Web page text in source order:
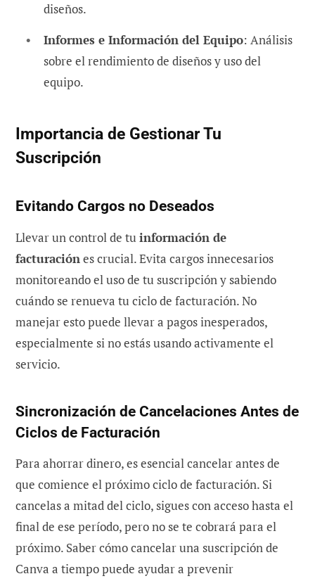
diseños.
Informes e Información del Equipo: Análisis
sobre el rendimiento de diseños y uso del
equipo.
Importancia de Gestionar Tu
Suscripción
Evitando Cargos no Deseados
Llevar un control de tu información de
facturación es crucial. Evita cargos innecesarios
monitoreando el uso de tu suscripción y sabiendo
cuándo se renueva tu ciclo de facturación. No
manejar esto puede llevar a pagos inesperados,
especialmente si no estás usando activamente el
servicio.
Sincronización de Cancelaciones Antes de
Ciclos de Facturación
Para ahorrar dinero, es esencial cancelar antes de
que comience el próximo ciclo de facturación. Si
cancelas a mitad del ciclo, sigues con acceso hasta el
final de ese período, pero no se te cobrará para el
próximo. Saber cómo cancelar una suscripción de
Canva a tiempo puede ayudar a prevenir